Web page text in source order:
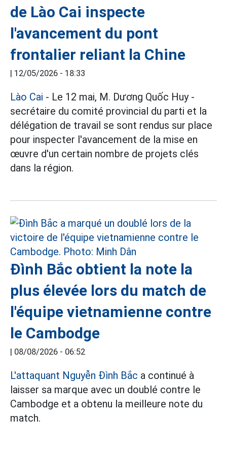
de Lào Cai inspecte
l'avancement du pont
frontalier reliant la Chine
| 12/05/2026 - 18:33
Lào Cai - Le 12 mai, M. Dương Quốc Huy -
secrétaire du comité provincial du parti et la
délégation de travail se sont rendus sur place
pour inspecter l'avancement de la mise en
œuvre d'un certain nombre de projets clés
dans la région.
Đình Bắc obtient la note la
plus élevée lors du match de
l'équipe vietnamienne contre
le Cambodge
| 08/08/2026 - 06:52
L'attaquant Nguyễn Đình Bắc a continué à
laisser sa marque avec un doublé contre le
Cambodge et a obtenu la meilleure note du
match.